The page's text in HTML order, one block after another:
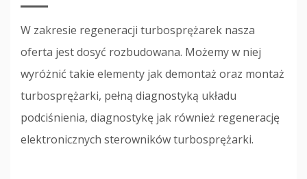
W zakresie regeneracji turbosprężarek nasza
oferta jest dosyć rozbudowana. Możemy w niej
wyróżnić takie elementy jak demontaż oraz montaż
turbosprężarki, pełną diagnostyką układu
podciśnienia, diagnostykę jak również regenerację
elektronicznych sterowników turbosprężarki.